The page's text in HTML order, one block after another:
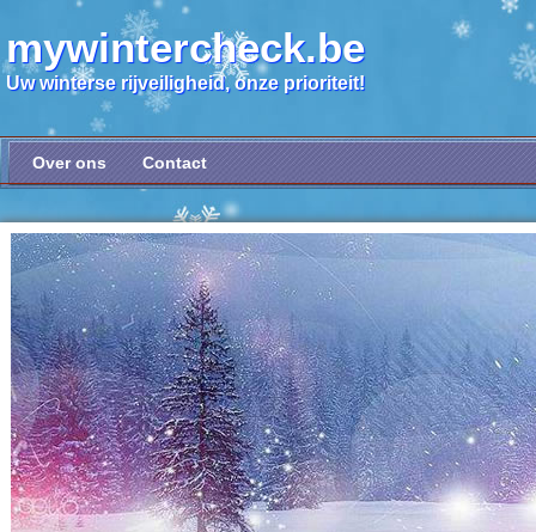
mywintercheck.be
Uw winterse rijveiligheid, onze prioriteit!
Over ons Contact